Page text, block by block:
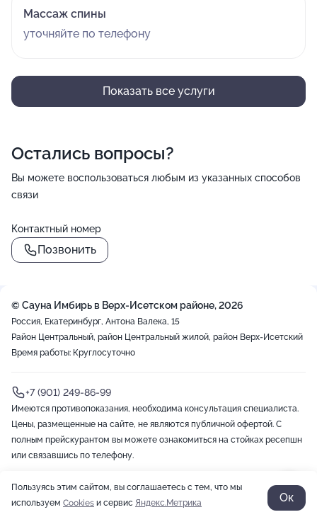
Массаж спины
уточняйте по телефону
Показать все услуги
Остались вопросы?
Вы можете воспользоваться любым из указанных способов
связи
Контактный номер
Позвонить
+
−
© Сауна Имбирь в Верх-Исетском районе, 2026
Россия, Екатеринбург, Антона Валека, 15
Район Центральный, район Центральный жилой, район Верх-Исетский
Время работы: Круглосуточно
+7 (901) 249-86-99
Имеются противопоказания, необходима консультация специалиста.
Цены, размещенные на сайте, не являются публичной офертой. С
полным прейскурантом вы можете ознакомиться на стойках ресепшн
или связавшись по телефону.
2012-2026 © ZOON Разработано в Zoon
Пользуясь этим сайтом, вы соглашаетесь с тем, что мы
используем Cookies и сервис Яндекс.Метрика Ок